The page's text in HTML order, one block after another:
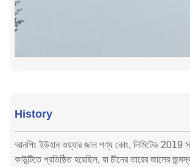
History
আনপিং ইউহান ওয়্যার জাল পণ্য কোং, লিমিটেড 2019
কাউন্টিতে প্রতিষ্ঠিত হয়েছিল, যা চীনের তারের জালের